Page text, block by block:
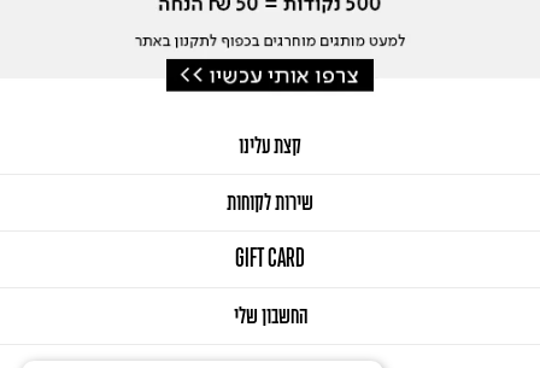
קצת עלינו
שירות לקוחות
GIFT CARD
החשבון שלי